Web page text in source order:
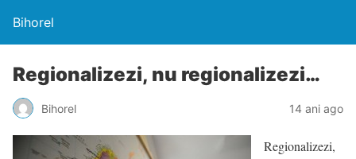
Bihorel
Regionalizezi, nu regionalizezi…
Bihorel 14 ani ago
Regionalizezi,